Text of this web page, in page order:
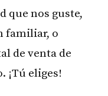
que nos guste,
familiar, o
de venta de
¡Tú eliges!